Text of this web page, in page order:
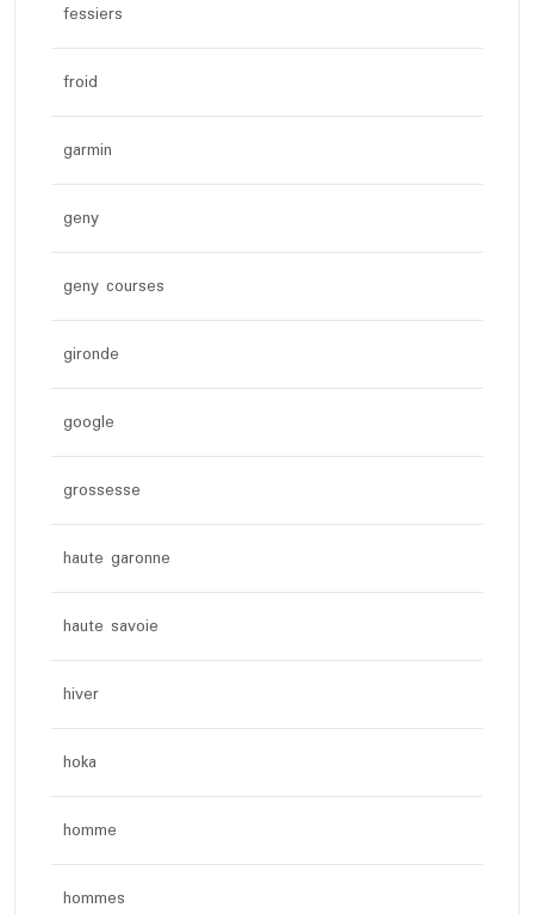
fessiers
froid
garmin
geny
geny courses
gironde
google
grossesse
haute garonne
haute savoie
hiver
hoka
homme
hommes